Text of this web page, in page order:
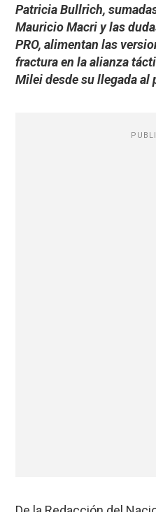
Patricia Bullrich,
Mauricio Macri y las
PRO, alimentan las
fractura en la alianza
Milei desde su llegada al